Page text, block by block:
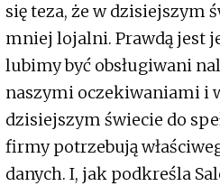
się teza, że w dzisiejszym
mniej lojalni. Prawdą jest
lubimy być obsługiwani
naszymi oczekiwaniami i
dzisiejszym świecie do
firmy potrzebują
danych. I, jak podkreśla